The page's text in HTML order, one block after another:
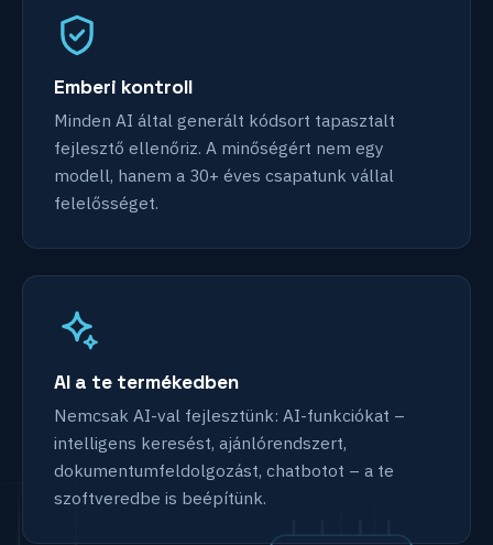
Emberi kontroll
Minden AI által generált kódsort tapasztalt
fejlesztő ellenőriz. A minőségért nem egy
modell, hanem a 30+ éves csapatunk vállal
felelősséget.
AI a te termékedben
Nemcsak AI-val fejlesztünk: AI-funkciókat –
intelligens keresést, ajánlórendszert,
dokumentumfeldolgozást, chatbotot – a te
szoftveredbe is beépítünk.